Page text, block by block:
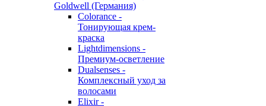
Goldwell (Германия)
Colorance -
Тонирующая крем-
краска
Lightdimensions -
Премиум-осветление
Dualsenses -
Комплексный уход за
волосами
Elixir -